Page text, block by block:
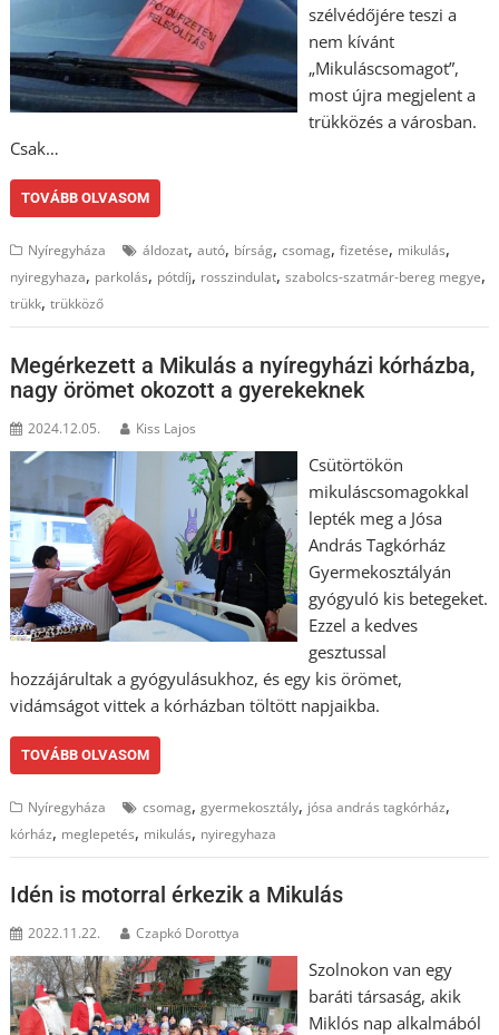
szélvédőjére teszi a
nem kívánt
„Mikuláscsomagot”,
most újra megjelent a
trükközés a városban.
Csak…
TOVÁBB OLVASOM
Nyíregyháza áldozat,autó, bírság,csomag,fizetése, mikulás,
nyiregyhaza, parkolás, pótdíj, rosszindulat,szabolcs-szatmár-bereg megye,
trükk,trükköző
Megérkezett a Mikulás a nyíregyházi kórházba,
nagy örömet okozott a gyerekeknek
2024.12.05. Kiss Lajos
Csütörtökön
mikuláscsomagokkal
lepték meg a Jósa
András Tagkórház
Gyermekosztályán
gyógyuló kis betegeket.
Ezzel a kedves
gesztussal
hozzájárultak a gyógyulásukhoz, és egy kis örömet,
vidámságot vittek a kórházban töltött napjaikba.
TOVÁBB OLVASOM
Nyíregyháza csomag,gyermekosztály, jósa andrás tagkórház,
kórház, meglepetés, mikulás, nyiregyhaza
Idén is motorral érkezik a Mikulás
2022.11.22. Czapkó Dorottya
Szolnokon van egy
baráti társaság, akik
Miklós nap alkalmából